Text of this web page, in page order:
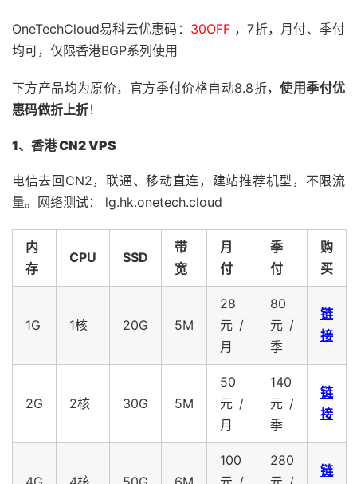
OneTechCloud易科云优惠码： 30OFF，7折，月付、季付
均可，仅限香港BGP系列使用
下方产品均为原价，官方季付价格自动8.8折，使用季付优
惠码做折上折！
1、香港 CN2 VPS
电信去回CN2，联通、移动直连，建站推荐机型，不限流
量。网络测试： lg.hk.onetech.cloud
内
存
CPU SSD
带
宽
月
付
季
付
购
买
1G 1核 20G 5M
28
元/
月
80
元/
季
链
接
2G 2核 30G 5M
50
元/
月
140
元/
季
链
接
100
280
链